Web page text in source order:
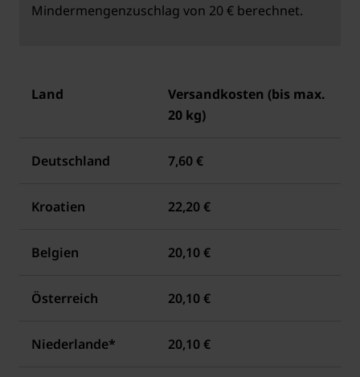
Mindermengenzuschlag von 20 € berechnet.
Land
Versandkosten (bis max.
20 kg)
Deutschland 7,60 €
Kroatien 22,20 €
Belgien 20,10 €
Österreich 20,10 €
Niederlande* 20,10 €